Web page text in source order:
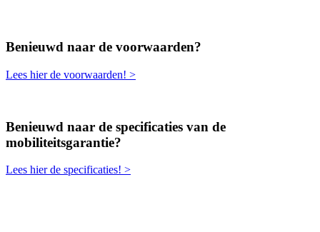
Benieuwd naar de voorwaarden?
Lees hier de voorwaarden! >
Benieuwd naar de specificaties van de
mobiliteitsgarantie?
Lees hier de specificaties! >